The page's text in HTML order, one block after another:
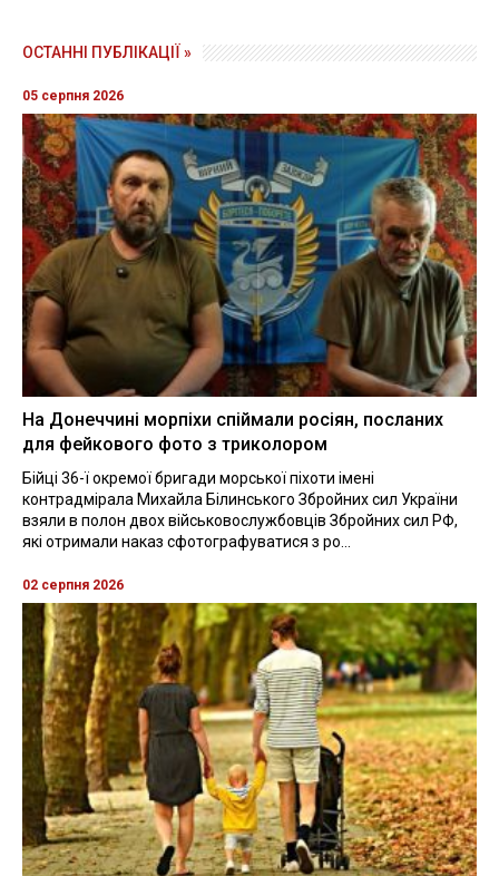
ОСТАННІ ПУБЛІКАЦІЇ »
05 серпня 2026
На Донеччині морпіхи спіймали росіян, посланих
для фейкового фото з триколором
Бійці 36-ї окремої бригади морської піхоти імені
контрадмірала Михайла Білинського Збройних сил України
взяли в полон двох військовослужбовців Збройних сил РФ,
які отримали наказ сфотографуватися з ро...
02 серпня 2026